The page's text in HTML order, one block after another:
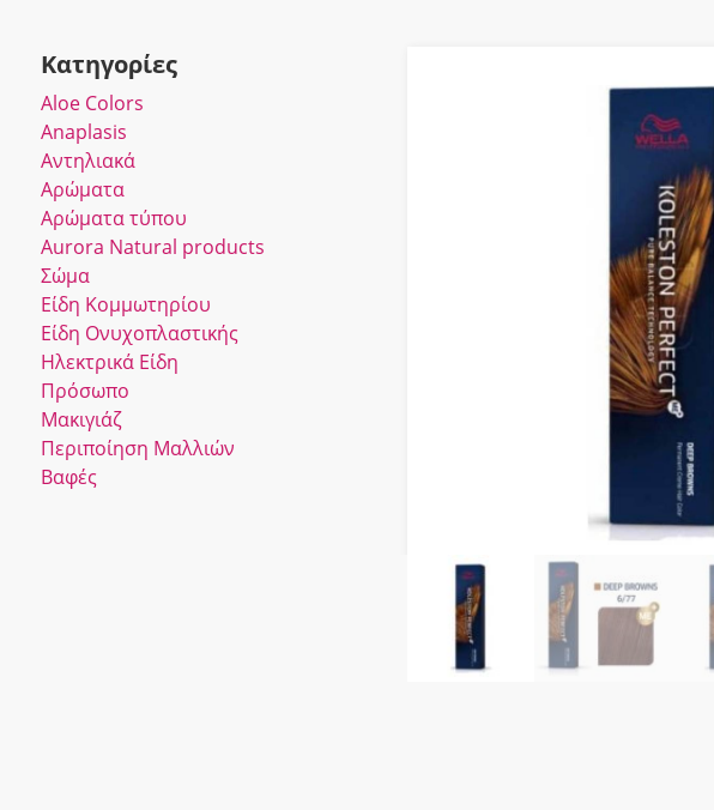
Κατηγορίες
Αloe Colors
Anaplasis
Αντηλιακά
Αρώματα
Αρώματα τύπου
Αurora Νatural products
Σώμα
Είδη Κομμωτηρίου
Είδη Ονυχοπλαστικής
Ηλεκτρικά Είδη
Πρόσωπο
Μακιγιάζ
Περιποίηση Μαλλιών
Βαφές